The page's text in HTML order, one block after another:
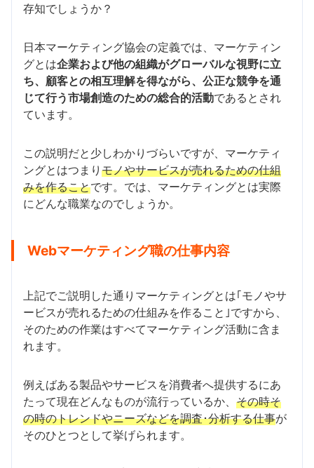
存知でしょうか？
日本マーケティング協会の定義では、マーケティン
グとは企業および他の組織がグローバルな視野に立
ち、顧客との相互理解を得ながら、公正な競争を通
じて行う市場創造のための総合的活動であるとされ
ています。
この説明だと少しわかりづらいですが、マーケティ
ングとはつまり モノやサービスが売れるための仕組
みを作ることです。では、マーケティングとは実際
にどんな職業なのでしょうか。
Webマーケティング職の仕事内容
上記でご説明した通りマーケティングとは｢モノやサ
ービスが売れるための仕組みを作ること｣ですから、
そのための作業はすべてマーケティング活動に含ま
れます。
例えばある製品やサービスを消費者へ提供するにあ
たって現在どんなものが流行っているか、 その時そ
の時のトレンドやニーズなどを調査･分析する仕事が
そのひとつとして挙げられます。